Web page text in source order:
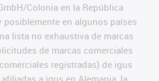
Colonia en la República
posiblemente en algunos países
lista no exhaustiva de marcas
de marcas comerciales
registradas) de igus
a igus en Alemania, la